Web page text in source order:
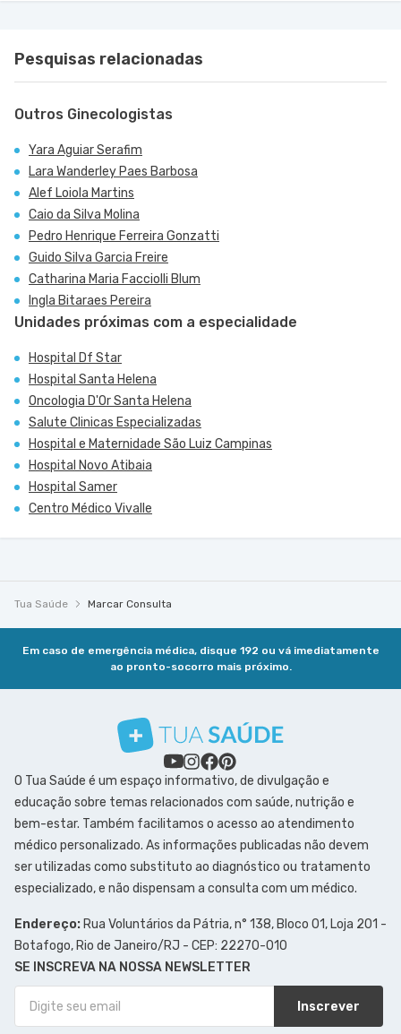
Pesquisas relacionadas
Outros Ginecologistas
Yara Aguiar Serafim
Lara Wanderley Paes Barbosa
Alef Loiola Martins
Caio da Silva Molina
Pedro Henrique Ferreira Gonzatti
Guido Silva Garcia Freire
Catharina Maria Facciolli Blum
Ingla Bitaraes Pereira
Unidades próximas com a especialidade
Hospital Df Star
Hospital Santa Helena
Oncologia D'Or Santa Helena
Salute Clinicas Especializadas
Hospital e Maternidade São Luiz Campinas
Hospital Novo Atibaia
Hospital Samer
Centro Médico Vivalle
Tua Saúde Marcar Consulta
Em caso de emergência médica, disque 192 ou vá imediatamente
ao pronto-socorro mais próximo.
O Tua Saúde é um espaço informativo, de divulgação e
educação sobre temas relacionados com saúde, nutrição e
bem-estar. Também facilitamos o acesso ao atendimento
médico personalizado. As informações publicadas não devem
ser utilizadas como substituto ao diagnóstico ou tratamento
especializado, e não dispensam a consulta com um médico.
Endereço: Rua Voluntários da Pátria, n° 138, Bloco 01, Loja 201 -
Botafogo, Rio de Janeiro/RJ - CEP: 22270-010
SE INSCREVA NA NOSSA NEWSLETTER
Inscrever